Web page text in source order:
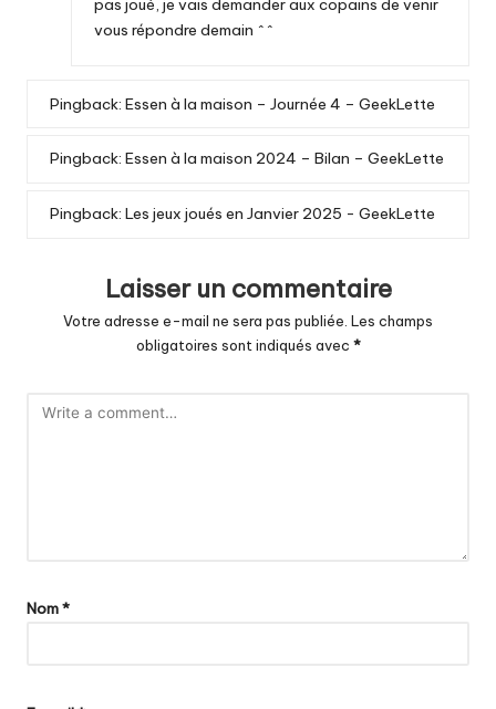
pas joué, je vais demander aux copains de venir
vous répondre demain ^^
Pingback: Essen à la maison – Journée 4 – GeekLette
Pingback: Essen à la maison 2024 – Bilan – GeekLette
Pingback: Les jeux joués en Janvier 2025 - GeekLette
Laisser un commentaire
Votre adresse e-mail ne sera pas publiée. Les champs
obligatoires sont indiqués avec *
Nom*